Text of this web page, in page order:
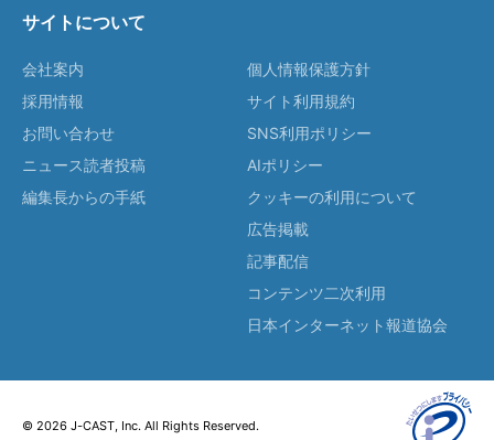
サイトについて
会社案内
採用情報
お問い合わせ
ニュース読者投稿
編集長からの手紙
個人情報保護方針
サイト利用規約
SNS利用ポリシー
AIポリシー
クッキーの利用について
広告掲載
記事配信
コンテンツ二次利用
日本インターネット報道協会
© 2026 J-CAST, Inc. All Rights Reserved.